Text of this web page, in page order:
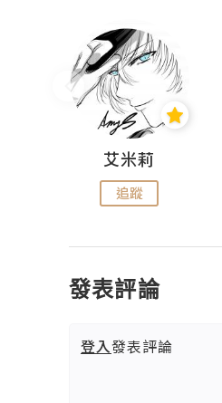
艾米莉
追蹤
發表評論
登入發表評論